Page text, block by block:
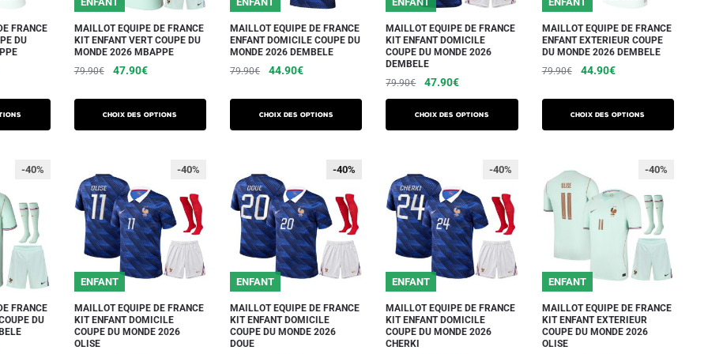
sur
la
page
du
sur
la
page
du
sur
la
page
choisies
sur
la
page
produit
FRANCE
DU
:
MAILLOT EQUIPE DE FRANCE
KIT ENFANT VERT COUPE DU
MONDE 2026 MBAPPE
79.90€
Le
était :
47.90€Le
est :
Choix des options
Ce
produit
variations.
Les
options
peuvent
être
choisies
sur
la
page
MAILLOT EQUIPE DE FRANCE
ENFANT DOMICILE COUPE DU
MONDE 2026 DEMBELE
79.90€
Le
était :
44.90€Le
est :
Choix des options
Ce
produit
variations.
Les
options
peuvent
être
choisies
sur
la
page
MAILLOT EQUIPE DE FRANCE
KIT ENFANT DOMICILE
COUPE DU MONDE 2026
DEMBELE
79.90€
Le
prix
initial
était :
47.90€Le
prix
actuel
est :
Choix des options
produit
variations.
Les
options
peuvent
choisies
sur
la
page
MAILLOT EQUIPE DE FRANCE
ENFANT EXTERIEUR COUPE
DU MONDE 2026 DEMBELE
79.90€
Le
était :
44.90€Le
est :
Choix des options
Ce
produit
variations.
Les
options
être
choisies
sur
la
page
-40%
FRANCE
DU
-40%
ENFANT
MAILLOT EQUIPE DE FRANCE
KIT ENFANT DOMICILE
COUPE DU MONDE 2026
OLISE
-40%
ENFANT
-40%
MAILLOT EQUIPE DE FRANCE
KIT ENFANT DOMICILE
COUPE DU MONDE 2026
DOUE
-40%
ENFANT
MAILLOT EQUIPE DE FRANCE
KIT ENFANT DOMICILE
COUPE DU MONDE 2026
CHERKI
-40%
ENFANT
MAILLOT EQUIPE DE FRANCE
KIT ENFANT EXTERIEUR
COUPE DU MONDE 2026
OLISE